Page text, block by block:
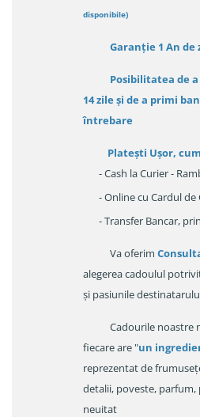
disponibile)
Garanție 1 An de
Posibilitatea de
14 zileși de a primi
întrebare
Platești Ușor,
- Cash la Curier -
- Online cu Cardul de
- Transfer Bancar,
Va oferim
alegerea cadoulul
și pasiunile
Cadourile noastre
fiecare are "un
reprezentat de
detalii, poveste, parfum,
neuitat